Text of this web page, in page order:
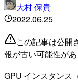
大村 保貴
2022.06.25
この記事は公開
報が古い可能性が
GPU インスタンス